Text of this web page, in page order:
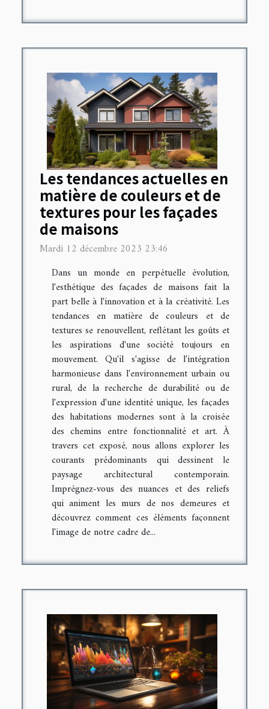
Les tendances actuelles en
matière de couleurs et de
textures pour les façades
de maisons
Mardi 12 décembre 2023 23:46
Dans un monde en perpétuelle évolution,
l'esthétique des façades de maisons fait la
part belle à l'innovation et à la créativité. Les
tendances en matière de couleurs et de
textures se renouvellent, reflétant les goûts et
les aspirations d'une société toujours en
mouvement. Qu'il s'agisse de l'intégration
harmonieuse dans l'environnement urbain ou
rural, de la recherche de durabilité ou de
l'expression d'une identité unique, les façades
des habitations modernes sont à la croisée
des chemins entre fonctionnalité et art. À
travers cet exposé, nous allons explorer les
courants prédominants qui dessinent le
paysage architectural contemporain.
Imprégnez-vous des nuances et des reliefs
qui animent les murs de nos demeures et
découvrez comment ces éléments façonnent
l'image de notre cadre de...